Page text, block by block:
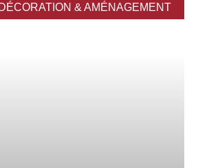
DÉCORATION & AMÉNAGEMENT